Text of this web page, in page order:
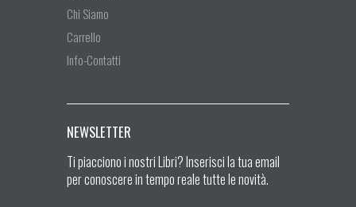
Chi Siamo
Carrello
Info-Contatti
NEWSLETTER
Ti piacciono i nostri Libri? Inserisci la tua email
per conoscere in tempo reale tutte le novità.